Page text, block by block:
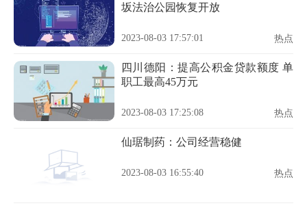
坂法治公园恢复开放
2023-08-03 17:57:01 热点
四川德阳：提高公积金贷款额度 单
职工最高45万元
2023-08-03 17:25:08 热点
仙琚制药：公司经营稳健
2023-08-03 16:55:40 热点